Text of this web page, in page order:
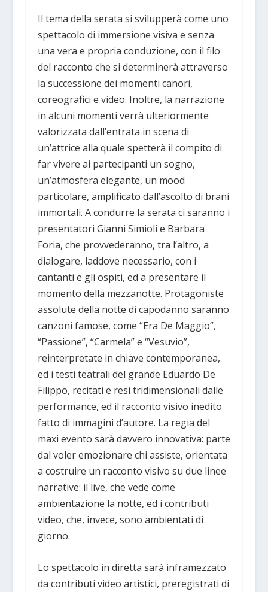
Il tema della serata si svilupperà come uno
spettacolo di immersione visiva e senza
una vera e propria conduzione, con il filo
del racconto che si determinerà attraverso
la successione dei momenti canori,
coreografici e video. Inoltre, la narrazione
in alcuni momenti verrà ulteriormente
valorizzata dall’entrata in scena di
un’attrice alla quale spetterà il compito di
far vivere ai partecipanti un sogno,
un’atmosfera elegante, un mood
particolare, amplificato dall’ascolto di brani
immortali. A condurre la serata ci saranno i
presentatori Gianni Simioli e Barbara
Foria, che provvederanno, tra l’altro, a
dialogare, laddove necessario, con i
cantanti e gli ospiti, ed a presentare il
momento della mezzanotte. Protagoniste
assolute della notte di capodanno saranno
canzoni famose, come “Era De Maggio”,
“Passione”, “Carmela” e “Vesuvio”,
reinterpretate in chiave contemporanea,
ed i testi teatrali del grande Eduardo De
Filippo, recitati e resi tridimensionali dalle
performance, ed il racconto visivo inedito
fatto di immagini d’autore. La regia del
maxi evento sarà davvero innovativa: parte
dal voler emozionare chi assiste, orientata
a costruire un racconto visivo su due linee
narrative: il live, che vede come
ambientazione la notte, ed i contributi
video, che, invece, sono ambientati di
giorno.
Lo spettacolo in diretta sarà inframezzato
da contributi video artistici, preregistrati di